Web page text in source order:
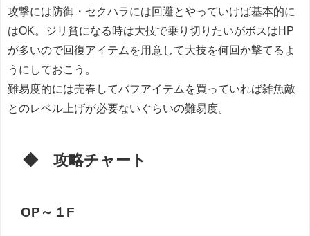
攻撃には防御・セクハラには回避とやっていけば基本的に
はOK。ジリ貧になる時は大技で乗り切りたいがボスはHP
が多いので回復アイテムを用意して大技を何回か撃てるよ
うにしておこう。
難易度的には売春してバフアイテムを買っていれば雑魚敵
とのレベル上げが必要ないぐらいの難易度。
◆ 攻略チャート
OP～１F